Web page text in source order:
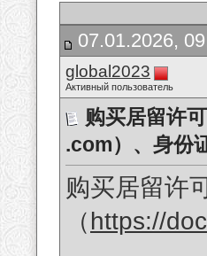
07.01.2026,
global2023
Активный пользователь
购买居留许
.com）、身份
购买居留许
（https://